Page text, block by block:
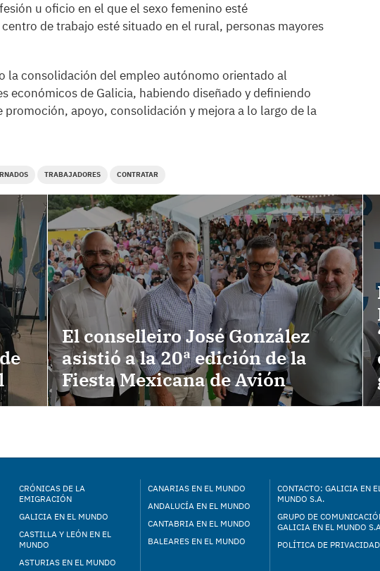
u oficio en el que el sexo femenino esté
de trabajo esté situado en el rural, personas mayores
la consolidación del empleo autónomo orientado al
económicos de Galicia, habiendo diseñado y definiendo
apoyo, consolidación y mejora a lo largo de la
TRABAJADORES CONTRATAR
El conselleiro José González
asistió a la 20ª edición de la
Fiesta Mexicana de Avión
CRÓNICAS DE LA
EMIGRACIÓN
GALICIA EN EL MUNDO
CASTILLA Y LEÓN EN EL
MUNDO
ASTURIAS EN EL MUNDO
CANARIAS EN EL MUNDO
ANDALUCÍA EN EL MUNDO
CANTABRIA EN EL MUNDO
BALEARES EN EL MUNDO
CONTACTO: GALICIA EN
MUNDO S.A.
GRUPO DE
GALICIA EN EL MUNDO
POLÍTICA DE PRIVACIDAD